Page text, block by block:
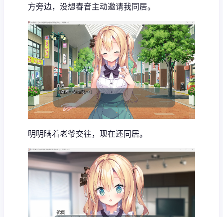
方旁边，没想春音主动邀请我同居。
明明瞒着老爷交往，现在还同居。